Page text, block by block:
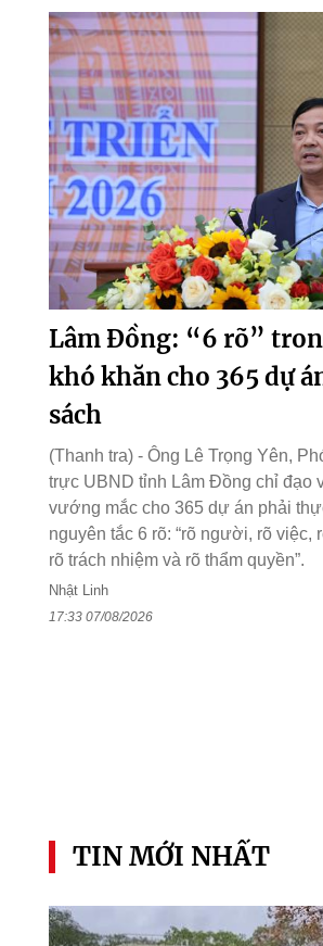
Lâm Đồng: “6 rõ”
khó khăn cho 365 dự
sách
(Thanh tra) - Ông Lê Trọng Yên,
trực UBND tỉnh Lâm Đồng chỉ đạo
vướng mắc cho 365 dự án phải
nguyên tắc 6 rõ: “rõ người, rõ việc,
rõ trách nhiệm và rõ thẩm quyền”.
Nhật Linh
17:33 07/08/2026
TIN MỚI NHẤT